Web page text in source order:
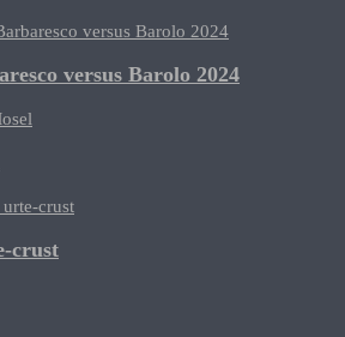
versus Barolo 2024
crust